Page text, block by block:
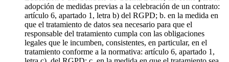
adopción de medidas previas a la celebración de un contrato:
artículo 6, apartado 1, letra b) del RGPD; b. en la medida en
que el tratamiento de datos sea necesario para que el
responsable del tratamiento cumpla con las obligaciones
legales que le incumben, consistentes, en particular, en el
tratamiento conforme a la normativa: artículo 6, apartado 1,